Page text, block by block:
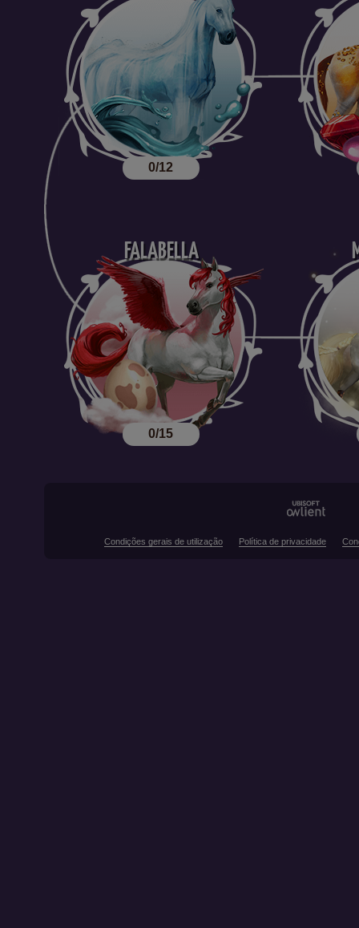
0/12
FALABELLA
0/15
Condições gerais de utilização Política de privacidade